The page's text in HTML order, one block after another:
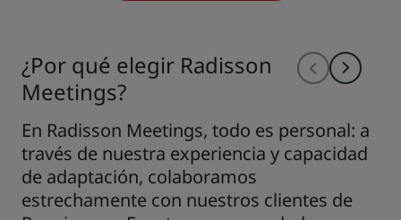
¿Por qué elegir Radisson
Meetings?
En Radisson Meetings, todo es personal: a
través de nuestra experiencia y capacidad
de adaptación, colaboramos
estrechamente con nuestros clientes de